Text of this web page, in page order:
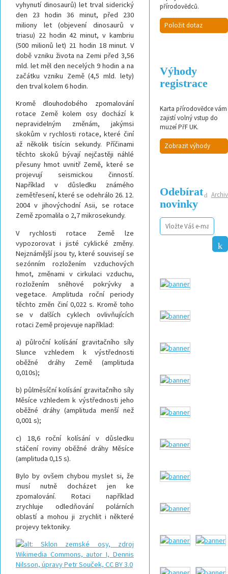
vyhynutí dinosaurů) let trval siderický
den 23 hodin 36 minut, před 230
miliony let (objevení dinosaurů v
triasu) 22 hodin 42 minut, v kambriu
(500 milionů let) 21 hodin 18 minut. V
době vzniku života na Zemi před 3,56
mld. let měl den necelých 9 hodin a na
začátku vzniku Země (4,5 mld. lety)
den trval kolem 6 hodin.
Kromě dlouhodobého zpomalování
rotace Země kolem osy dochází k
nepravidelným změnám, jakýmsi
skokům v rychlosti rotace, které činí
až několik tisícin sekundy. Příčinami
těchto skoků bývají nejčastěji náhlé
přesuny hmot uvnitř Země, které se
projevují seismickou činností.
Například v důsledku známého
zemětřesení, které se odehrálo 26. 12.
2004 v jihovýchodní Asii, se rotace
Země zpomalila o 2,7 mikrosekundy.
V rychlosti rotace Země lze
vypozorovat i jisté cyklické změny.
Nejznámější jsou ty, které souvisejí se
sezónním rozložením vzduchových
hmot, změnami v cirkulaci vzduchu,
rozložením sněhové pokrývky a
vegetace. Amplituda roční periody
těchto změn činí 0,022 s. Kromě toho
se v dalších cyklech ovlivňujících
rotaci Země projevuje například:
a) půlroční kolísání gravitačního síly
Slunce vzhledem k výstřednosti
oběžné dráhy Země (amplituda
0,010s);
b) půlměsíční kolísání gravitačního síly
Měsíce vzhledem k výstřednosti jeho
oběžné dráhy (amplituda menší než
0,001 s);
c) 18,6 roční kolísání v důsledku
stáčení roviny oběžné dráhy Měsíce
(amplituda 0,15 s).
Bylo by ovšem chybou myslet si, že
musí nutně docházet jen ke
zpomalování. Rotaci například
zrychluje odledňování polárních
oblastí a mohou ji zrychlit i některé
projevy tektoniky.
přírodovědců.
Položit dotaz
Výhody
registrace
Karta přírodovědce vám
zajistí volný vstup do
muzeí PřF UK.
Zobrazit výhody
Archiv
Odebírat
novinky